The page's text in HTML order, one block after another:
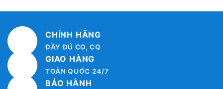
CHÍNH HÃNG
ĐẦY ĐỦ CO, CQ
GIAO HÀNG
TOÀN QUỐC 24/7
BẢO HÀNH